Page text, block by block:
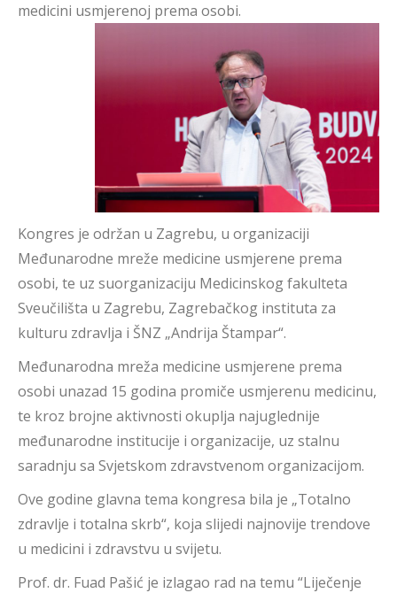
medicini usmjerenoj prema osobi.
Kongres je održan u Zagrebu, u organizaciji
Međunarodne mreže medicine usmjerene prema
osobi, te uz suorganizaciju Medicinskog fakulteta
Sveučilišta u Zagrebu, Zagrebačkog instituta za
kulturu zdravlja i ŠNZ „Andrija Štampar“.
Međunarodna mreža medicine usmjerene prema
osobi unazad 15 godina promiče usmjerenu medicinu,
te kroz brojne aktivnosti okuplja najuglednije
međunarodne institucije i organizacije, uz stalnu
saradnju sa Svjetskom zdravstvenom organizacijom.
Ove godine glavna tema kongresa bila je „Totalno
zdravlje i totalna skrb“, koja slijedi najnovije trendove
u medicini i zdravstvu u svijetu.
Prof. dr. Fuad Pašić je izlagao rad na temu “Liječenje